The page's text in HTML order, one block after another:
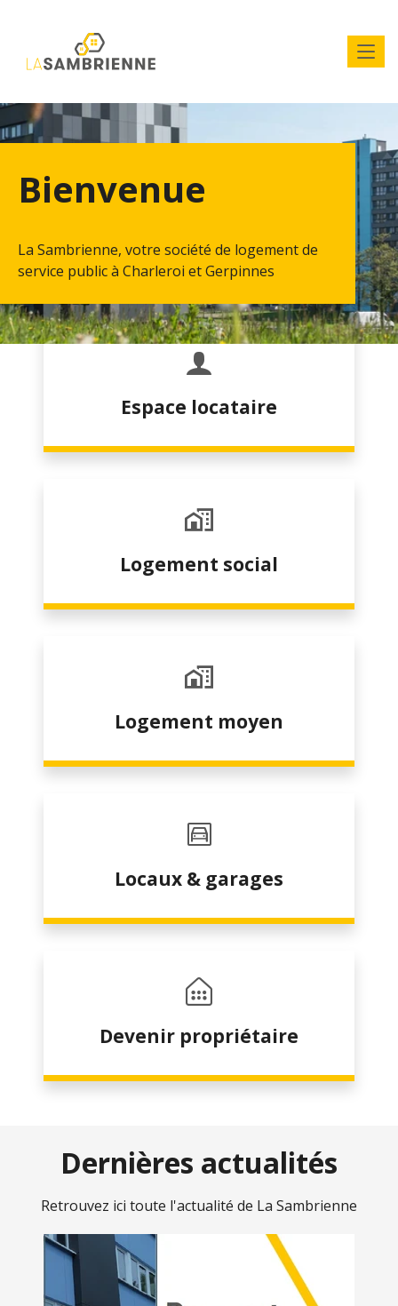
Bienvenue
La Sambrienne, votre société de logement de
service public à Charleroi et Gerpinnes
Espace locataire
Logement social
Logement moyen
Locaux & garages
Devenir propriétaire
Dernières actualités
Retrouvez ici toute l'actualité de La Sambrienne